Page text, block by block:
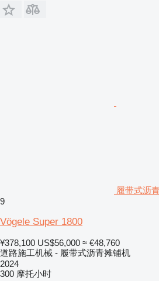
履带式沥
9
Vögele Super 1800
¥378,100 US$56,000 ≈ €48,760
道路施工机械 - 履带式沥青摊铺机
2024
300 摩托小时